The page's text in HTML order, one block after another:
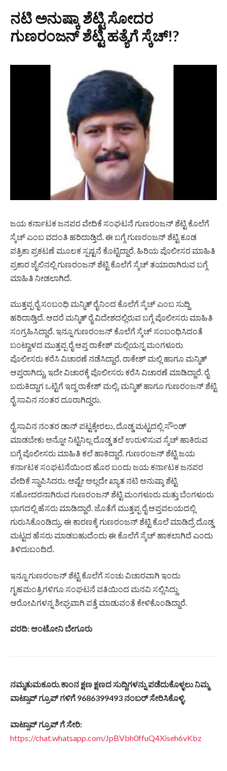
ನಟಿ ಅನುಷ್ಕಾ ಶೆಟ್ಟಿ ಸೋದರ
ಗುಣರಂಜನ್ ಶೆಟ್ಟಿ ಹತ್ಯೆಗೆ ಸ್ಕೆಚ್!?
ಜಯ ಕರ್ನಾಟಕ ಜನಪರ ವೇದಿಕೆ ಸಂಘಟನೆ ಗುಣರಂಜನ್ ಶೆಟ್ಟಿ ಕೊಲೆಗೆ
ಸ್ಕೆಚ್ ಎಂಬ ವದಂತಿ ಹರಿದಾಡ್ತಿದೆ. ಈ ಬಗ್ಗೆ ಗುಣರಂಜನ್ ಶೆಟ್ಟಿ ಕೂಡ
ಪತ್ರಿಕಾ ಪ್ರಕಟಣೆ ಮೂಲಕ ಸ್ಪಷ್ಟನೆ ಕೊಟ್ಟಿದ್ದಾರೆ. ಹಿರಿಯ ಪೊಲೀಸರ ಮಾಹಿತಿ
ಪ್ರಕಾರ ಜೈಲಿನಲ್ಲಿ ಗುಣರಂಜನ್ ಶೆಟ್ಟಿ ಕೊಲೆಗೆ ಸ್ಕೆಚ್ ತಯಾರಾಗಿರುವ ಬಗ್ಗೆ
ಮಾಹಿತಿ ನೀಡಲಾಗಿದೆ.
ಮುತ್ತಪ್ಪ ರೈ ಸಂಬಂಧಿ ಮನ್ಮಿತ್ ರೈನಿಂದ ಕೊಲೆಗೆ ಸ್ಕೆಚ್ ಎಂಬ ಸುದ್ದಿ
ಹರಿದಾಡ್ತಿದೆ. ಆದರೆ ಮನ್ಮಿತ್ ರೈ ವಿದೇಶದಲ್ಲಿರುವ ಬಗ್ಗೆ ಪೊಲೀಸರು ಮಾಹಿತಿ
ಸಂಗ್ರಹಿಸಿದ್ದಾರೆ. ಇನ್ನೂ ಗುಣರಂಜನ್ ‌ಕೊಲೆಗೆ ಸ್ಕೆಚ್ ಸಂಬಂಧಿಸಿದಂತೆ
ಬಂಟ್ವಾಳದ ಮುತ್ತಪ್ಪ ರೈ ಆಪ್ತ ರಾಕೇಶ್ ಮಲ್ಲಿಯನ್ನ ಮಂಗಳೂರು
ಪೊಲೀಸರು ಕರೆಸಿ ವಿಚಾರಣೆ ನಡೆಸಿದ್ದಾರೆ. ರಾಕೇಶ್ ಮಲ್ಲಿ ಹಾಗೂ ಮನ್ಮಿತ್
ಆಪ್ತರಾಗಿದ್ದು, ಇದೇ ವಿಚಾರಕ್ಕೆ ಪೊಲೀಸರು ‌ಕರೆಸಿ ವಿಚಾರಣೆ ಮಾಡಿದ್ದಾರೆ. ರೈ
ಬದುಕಿದ್ದಾಗ ಒಟ್ಟಿಗೆ ಇದ್ದ ರಾಕೇಶ್ ಮಲ್ಲಿ, ಮನ್ಮಿತ್ ಹಾಗೂ ಗುಣರಂಜನ್ ಶೆಟ್ಟಿ
ರೈ ಸಾವಿನ‌ ನಂತರ ದೂರಾಗಿದ್ದರು.
ರೈ ಸಾವಿನ ನಂತರ ಡಾನ್ ಪಟ್ಟಕ್ಕೇರಲು, ದೊಡ್ಡ ಮಟ್ಟದಲ್ಲಿ ಸೌಂಡ್
ಮಾಡಬೇಕು ಅನ್ನೋ‌ ನಿಟ್ಟಿನಿಲ್ಲ ದೊಡ್ಡ ತಲೆ ಉರುಳಿಸುವ ಸ್ಕೆಚ್ ಹಾಕಿರುವ
ಬಗ್ಗೆ ಪೊಲೀಸರು ಮಾಹಿತಿ ಕಲೆ ಹಾಕಿದ್ದಾರೆ. ಗುಣರಂಜನ್ ಶೆಟ್ಟಿ ಜಯ
ಕರ್ನಾಟಕ ಸಂಘಟನೆಯಿಂದ ಹೊರ ಬಂದು ಜಯ ಕರ್ನಾಟಕ ಜನಪರ
ವೇದಿಕೆ ಸ್ಥಾಪಿಸಿದರು. ಅಷ್ಟೇ ಅಲ್ಲದೇ ಖ್ಯಾತ ನಟಿ ಅನುಷ್ಕಾ ಶೆಟ್ಟಿ
ಸಹೋದರನಾಗಿರುವ ಗುಣರಂಜನ್ ಶೆಟ್ಟಿ ಮಂಗಳೂರು ಮತ್ತು ಬೆಂಗಳೂರು
ಭಾಗದಲ್ಲಿ ಹೆಸರು ಮಾಡಿದ್ದಾರೆ. ಜೊತೆಗೆ ಮುತ್ತಪ್ಪ ರೈ ಆಪ್ತವಲಯದಲ್ಲಿ
ಗುರುಸಿಕೊಂಡಿದ್ರು. ಈ ಕಾರಣಕ್ಕೆ ಗುಣರಂಜನ್ ಶೆಟ್ಟಿ ಕೊಲೆ ಮಾಡಿದ್ರೆ ದೊಡ್ಡ
ಮಟ್ಟದ ಹೆಸರು ಮಾಡಬಹುದೆಂದು ಈ ಕೊಲೆಗೆ ಸ್ಕೆಚ್ ಹಾಕಲಾಗಿದೆ ಎಂದು
ತಿಳಿದುಬಂದಿದೆ.
ಇನ್ನೂ ಗುಣರಂಜನ್ ಶೆಟ್ಟಿ ಕೊಲೆಗೆ ಸಂಚು ವಿಚಾರವಾಗಿ ಇಂದು
ಗೃಹಮಂತ್ರಿಗಳಿಗೂ ಸಂಘಟನೆ ವತಿಯಿಂದ ಮನವಿ ಸಲ್ಲಿಸಿದ್ದು
ಆರೋಪಿಗಳನ್ನ ಶೀಘ್ರವಾಗಿ ಪತ್ತೆ ಮಾಡುವಂತೆ ಕೇಳಿಕೊಂಡಿದ್ದಾರೆ.
ವರದಿ: ಆಂಟೋನಿ ಬೇಗೂರು
ನಮ್ಮತುಮಕೂರು.ಕಾಂನ ಕ್ಷಣ ಕ್ಷಣದಸುದ್ದಿಗಳನ್ನುಪಡೆದುಕೊಳ್ಳಲುನಿಮ್ಮ
ವಾಟ್ಸಾಪ್ಗ್ರೂಪ್ಗಳಿಗೆ 9686399493 ನಂಬರ್ಸೇರಿಸಿಕೊಳ್ಳಿ.
ವಾಟ್ಸಾಪ್ ಗ್ರೂಪ್ ಗೆ ಸೇರಿ:
https://chat.whatsapp.com/JpBVbh0ffuQ4Xiseh6vKbz